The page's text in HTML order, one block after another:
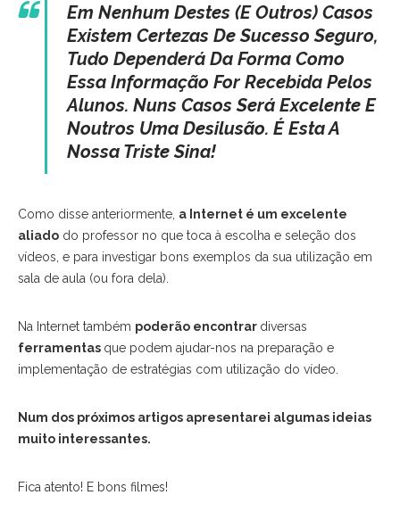
Em Nenhum Destes (e Outros) Casos
Existem Certezas De Sucesso Seguro,
Tudo Dependerá Da Forma Como
Essa Informação For Recebida Pelos
Alunos. Nuns Casos Será Excelente E
Noutros Uma Desilusão. É Esta A
Nossa Triste Sina!
Como disse anteriormente, a Internet é um excelente
aliado do professor no que toca à escolha e seleção dos
vídeos, e para investigar bons exemplos da sua utilização em
sala de aula (ou fora dela).
Na Internet também poderão encontrar diversas
ferramentas que podem ajudar-nos na preparação e
implementação de estratégias com utilização do vídeo.
Num dos próximos artigos apresentarei algumas ideias
muito interessantes.
Fica atento! E bons filmes!